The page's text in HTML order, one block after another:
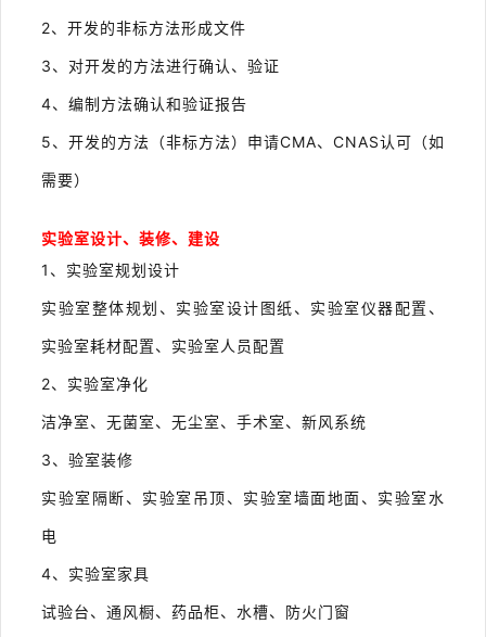
2、开发的非标方法形成文件
3、对开发的方法进行确认、验证
4、编制方法确认和验证报告
5、开发的方法（非标方法）申请CMA、CNAS认可（如
需要）
实验室设计、装修、建设
1、实验室规划设计
实验室整体规划、实验室设计图纸、实验室仪器配置、
实验室耗材配置、实验室人员配置
2、实验室净化
洁净室、无菌室、无尘室、手术室、新风系统
3、验室装修
实验室隔断、实验室吊顶、实验室墙面地面、实验室水
电
4、实验室家具
试验台、通风橱、药品柜、水槽、防火门窗